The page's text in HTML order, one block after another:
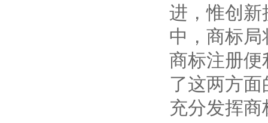
进，惟创新
中，商标局
商标注册便
了这两方
充分发挥